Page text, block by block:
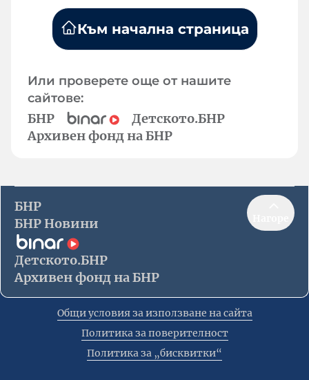
Към начална страница
Или проверете още от нашите
сайтове:
БНР
Детското.БНР
Архивен фонд на БНР
БНР
БНР Новини
Детското.БНР
Архивен фонд на БНР
Общи условия за използване на сайта
Политика за поверителност
Политика за „бисквитки“